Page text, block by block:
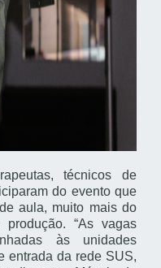
técnicos de
do evento que
aula, muito mais do
“As vagas
às unidades
entrada da rede SUS,